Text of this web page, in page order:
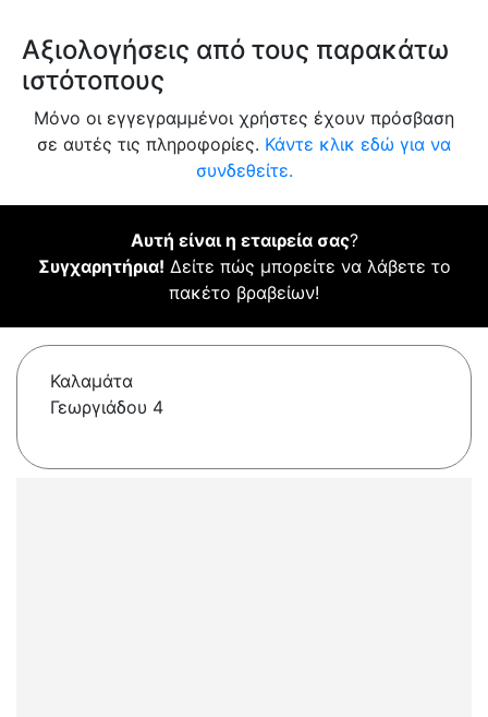
Αξιολογήσεις από τους παρακάτω
ιστότοπους
Μόνο οι εγγεγραμμένοι χρήστες έχουν πρόσβαση
σε αυτές τις πληροφορίες. Κάντε κλικ εδώ για να
συνδεθείτε.
Αυτή είναι η εταιρεία σας?
Συγχαρητήρια! Δείτε πώς μπορείτε να λάβετε το
πακέτο βραβείων!
Καλαμάτα
Γεωργιάδου 4